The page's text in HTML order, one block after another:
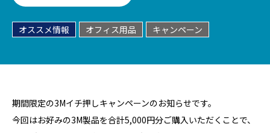
オススメ情報 オフィス用品 キャンペーン
期間限定の3Mイチ押しキャンペーンのお知らせです。
今回はお好みの3M製品を合計5,000円分ご購入いただくことで、